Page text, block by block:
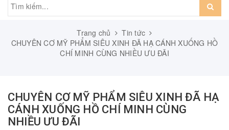
Trang chủ
Tin tức
CHUYÊN CƠ MỸ PHẨM SIÊU XINH ĐÃ HẠ CÁNH XUỐNG HỒ
CHÍ MINH CÙNG NHIỀU ƯU ĐÃI
CHUYÊN CƠ MỸ PHẨM SIÊU XINH ĐÃ HẠ
CÁNH XUỐNG HỒ CHÍ MINH CÙNG
NHIỀU ƯU ĐÃI